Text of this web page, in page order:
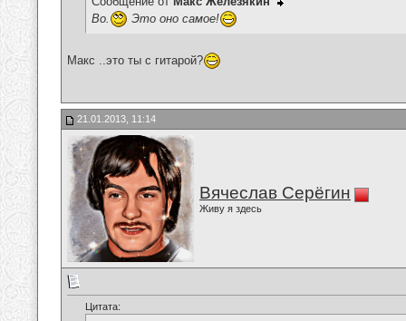
Во.
Это оно самое!
Макс ..это ты с гитарой?
21.01.2013, 11:14
Вячеслав Серёгин
Живу я здесь
Цитата: